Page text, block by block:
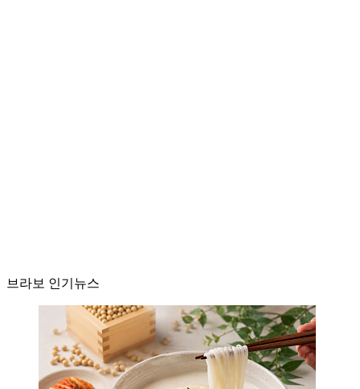
브라보 인기뉴스